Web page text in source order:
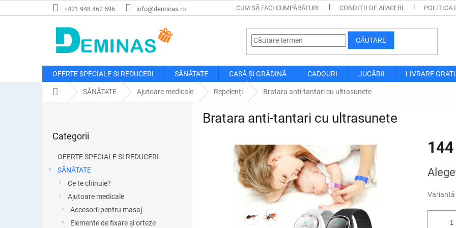
la
+421 948 462 596 info@deminas.ro CUM SĂ FACI CUMPĂRĂTURI CONDIȚII DE AFACERI POLITICA
CĂUTARE
OFERTE SPECIALE SI REDUCERI SĂNĂTATE CASĂ ȘI GRĂDINĂ CADOURI JUCĂRII LIVRARE
Acasă SĂNĂTATE Ajutoare medicale Repelenți Bratara anti-tantari cu ultrasunete
peste
Categorii
OFERTE SPECIALE SI REDUCERI
SĂNĂTATE
Ce te chinuie?
Ajutoare medicale
Accesorii pentru masaj
Elemente de fixare și orteze
Bratara anti-tantari cu ultrasunete
144
preţ:
Variantă